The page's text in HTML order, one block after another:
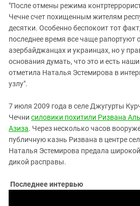
"После отмены режима
Чечне счет похищенным жителям
десятки. Особенно беспокоит тот
последнее время все чаще рапортуют
азербайджанцах и украинцах, но у
основания думать, что это и есть
отметила Наталья Эстемирова в
узлу".
7 июля 2009 года в селе Джугурты
Чечни силовики похитили Ризвана
Азиза. Через несколько часов
публичную казнь Ризвана в центре
Наталья Эстемирова предала
дикой расправы.
Последнее интервью